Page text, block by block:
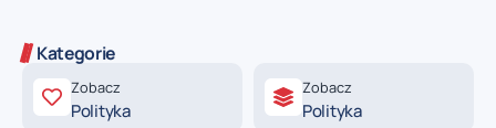
Kategorie
Zobacz
Polityka
Zobacz
Polityka